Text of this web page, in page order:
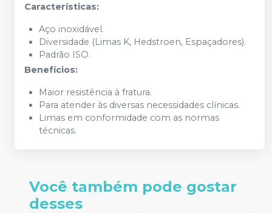
Características:
Aço inoxidável.
Diversidade (Limas K, Hedstroen, Espaçadores).
Padrão ISO.
Benefícios:
Maior resistência à fratura.
Para atender às diversas necessidades clínicas.
Limas em conformidade com as normas
técnicas.
Você também pode gostar
desses